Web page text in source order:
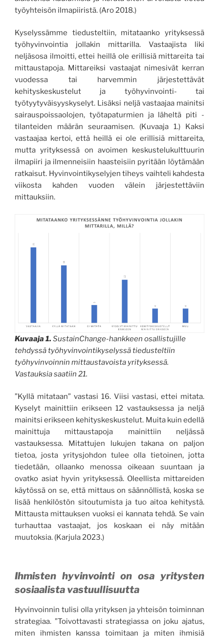
työyhteisön ilmapiiristä. (Aro 2018.)
Kyselyssämme tiedusteltiin, mitataanko yrityksessä
työhyvinvointia jollakin mittarilla. Vastaajista liki
neljäsosa ilmoitti, ettei heillä ole erillisiä mittareita tai
mittaustapoja. Mittareiksi vastaajat nimesivät kerran
vuodessa tai harvemmin järjestettävät
kehityskeskustelut ja työhyvinvointi- tai
työtyytyväisyyskyselyt. Lisäksi neljä vastaajaa mainitsi
sairauspoissaolojen, työtapaturmien ja läheltä piti -
tilanteiden määrän seuraamisen. (Kuvaaja 1.) Kaksi
vastaajaa kertoi, että heillä ei ole erillisiä mittareita,
mutta yrityksessä on avoimen keskustelukulttuurin
ilmapiiri ja ilmenneisiin haasteisiin pyritään löytämään
ratkaisut. Hyvinvointikyselyjen tiheys vaihteli kahdesta
viikosta kahden vuoden välein järjestettäviin
mittauksiin.
Kuvaaja 1. SustainChange-hankkeen osallistujille
tehdyssä työhyvinvointikyselyssä tiedusteltiin
työhyvinvoinnin mittaustavoista yrityksessä.
Vastauksia saatiin 21.
”Kyllä mitataan” vastasi 16. Viisi vastasi, ettei mitata.
Kyselyt mainittiin erikseen 12 vastauksessa ja neljä
mainitsi erikseen kehityskeskustelut. Muita kuin edellä
mainittuja mittaustapoja mainittiin neljässä
vastauksessa. Mitattujen lukujen takana on paljon
tietoa, josta yritysjohdon tulee olla tietoinen, jotta
tiedetään, ollaanko menossa oikeaan suuntaan ja
ovatko asiat hyvin yrityksessä. Oleellista mittareiden
käytössä on se, että mittaus on säännöllistä, koska se
lisää henkilöstön sitoutumista ja tuo aitoa kehitystä.
Mittausta mittauksen vuoksi ei kannata tehdä. Se vain
turhauttaa vastaajat, jos koskaan ei näy mitään
muutoksia. (Karjula 2023.)
Ihmisten hyvinvointi on osa yritysten
sosiaalista vastuullisuutta
Hyvinvoinnin tulisi olla yrityksen ja yhteisön toiminnan
strategiaa. ”Toivottavasti strategiassa on joku ajatus,
miten ihmisten kanssa toimitaan ja miten ihmisiä